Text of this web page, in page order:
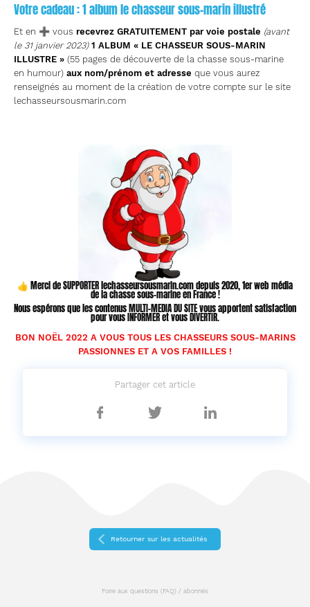
Votre cadeau : 1 album le chasseur sous-marin illustré
Et en ➕ vous recevrez GRATUITEMENT par voie postale (avant
le 31 janvier 2023) 1 ALBUM « LE CHASSEUR SOUS-MARIN
ILLUSTRE » (55 pages de découverte de la chasse sous-marine
en humour) aux nom/prénom et adresse que vous aurez
renseignés au moment de la création de votre compte sur le site
lechasseursousmarin.com
👍 Merci de SUPPORTER lechasseursousmarin.com depuis 2020, 1er web média
de la chasse sous-marine en France !
Nous espérons que les contenus MULTI-MEDIA DU SITE vous apportent satisfaction
pour vous INFORMER et vous DIVERTIR.
BON NOËL 2022 A VOUS TOUS LES CHASSEURS SOUS-MARINS
PASSIONNES ET A VOS FAMILLES !
Partager cet article
Partager
Partager
Partager
sur
Retourner sur les actualités
Foire aux questions (FAQ) / abonnés